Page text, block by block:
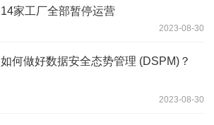
14家工厂全部暂停运营
2023-08-30
如何做好数据安全态势管理 (DSPM)？
2023-08-30